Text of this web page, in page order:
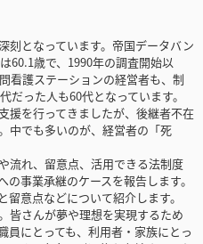
刻となっています。帝国データバン
60.1歳で、1990年の調査開始以
看護ステーションの経営者も、制
だった人も60代となっています。
援を行ってきましたが、後継者不在
中でも多いのが、経営者の「死
流れ、留意点、活用できる法制度
事業承継のケースを報告します。
意点などについて紹介します。
皆さんが夢や理想を実現するため
員にとっても、利用者・家族にとっ